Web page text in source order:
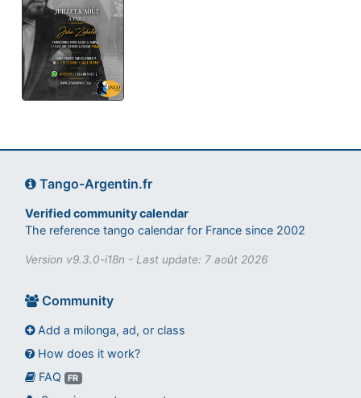
Tango-Argentin.fr
Verified community calendar
The reference tango calendar for France since 2002
Version v9.3.0-i18n - Last update: 7 août 2026
Community
Add a milonga, ad, or class
How does it work?
FAQ
FR
Assistant tango-argentin.fr
Questions sur les milongas, cours et stages